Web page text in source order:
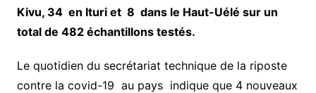
Kivu, 34 en Ituri et 8 dans le Haut-Uélé sur un
total de 482 échantillons testés.
Le quotidien du secrétariat technique de la riposte
contre la covid-19 au pays indique que 4 nouveaux